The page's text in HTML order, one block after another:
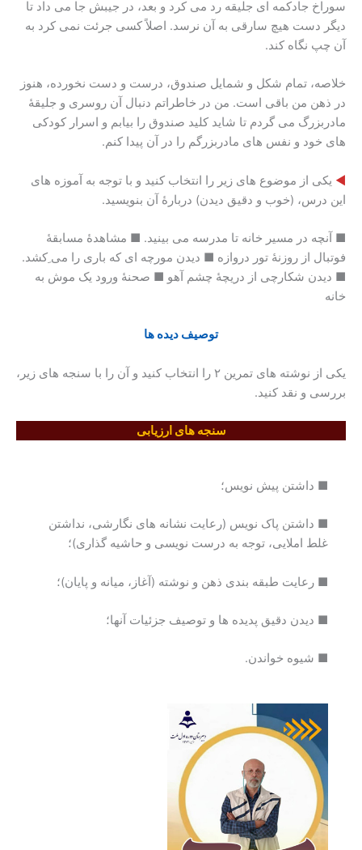
سوراخ جادکمه ای جلیقه رد می کرد و بعد، در جیبش جا می داد تا
دیگر دست هیچ سارقی به آن نرسد. اصلاً کسی جرئت نمی کرد به
آن چپ نگاه کند.
خلاصه، تمام شکل و شمایل صندوق، درست و دست نخورده، هنوز
در ذهن من باقی است. من در خاطراتم دنبال آن روسری و جلیقۀ
مادربزرگ می گردم تا شاید کلید صندوق را بیابم و اسرار کودکی
های خود و نفس های مادربزرگم را در آن پیدا کنم.
◄ یکی از موضوع های زیر را انتخاب کنید و با توجه به آموزه های
این درس، (خوب و دقیق دیدن) دربارۀ آن بنویسید.
■ آنچه در مسیر خانه تا مدرسه می بینید. ■ مشاهدۀ مسابقۀ
فوتبال از روزنۀ تور دروازه ■ دیدن مورچه ای که باری را می ِکشد.
■ دیدن شکارچی از دریچۀ چشم آهو ■ صحنۀ ورود یک موش به
خانه
توصیف دیده ها
یکی از نوشته های تمرین ۲ را انتخاب کنید و آن را با سنجه های زیر،
بررسی و نقد کنید.
سنجه های ارزیابی
■ داشتن پیش نویس؛
■ داشتن پاک نویس (رعایت نشانه های نگارشی، نداشتن
غلط املایی، توجه به درست نویسی و حاشیه گذاری)؛
■ رعایت طبقه بندی ذهن و نوشته (آغاز، میانه و پایان)؛
■ دیدن دقیق پدیده ها و توصیف جزئیات آنها؛
■ شیوه خواندن.